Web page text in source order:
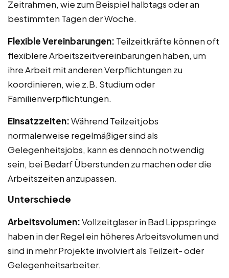
Zeitrahmen, wie zum Beispiel halbtags oder an
bestimmten Tagen der Woche.
Flexible Vereinbarungen: Teilzeitkräfte können oft
flexiblere Arbeitszeitvereinbarungen haben, um
ihre Arbeit mit anderen Verpflichtungen zu
koordinieren, wie z.B. Studium oder
Familienverpflichtungen.
Einsatzzeiten:Während Teilzeitjobs
normalerweise regelmäßiger sind als
Gelegenheitsjobs, kann es dennoch notwendig
sein, bei Bedarf Überstunden zu machen oder die
Arbeitszeiten anzupassen.
Unterschiede
Arbeitsvolumen:Vollzeitglaser in Bad Lippspringe
haben in der Regel ein höheres Arbeitsvolumen und
sind in mehr Projekte involviert als Teilzeit- oder
Gelegenheitsarbeiter.